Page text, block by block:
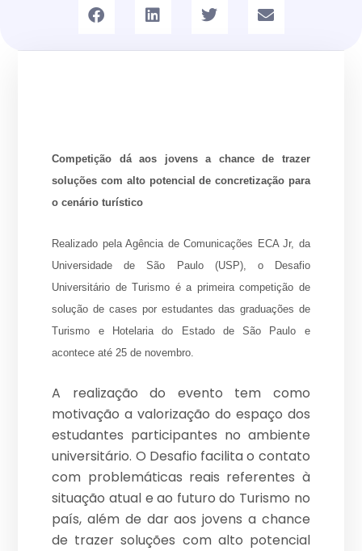
Competição dá aos jovens a chance de trazer
soluções com alto potencial de concretização para
o cenário turístico
Realizado pela Agência de Comunicações ECA Jr, da
Universidade de São Paulo (USP), o Desafio
Universitário de Turismo é a primeira competição de
solução de cases por estudantes das graduações de
Turismo e Hotelaria do Estado de São Paulo e
acontece até 25 de novembro.
A realização do evento tem como
motivação a valorização do espaço dos
estudantes participantes no ambiente
universitário. O Desafio facilita o contato
com problemáticas reais referentes à
situação atual e ao futuro do Turismo no
país, além de dar aos jovens a chance
de trazer soluções com alto potencial